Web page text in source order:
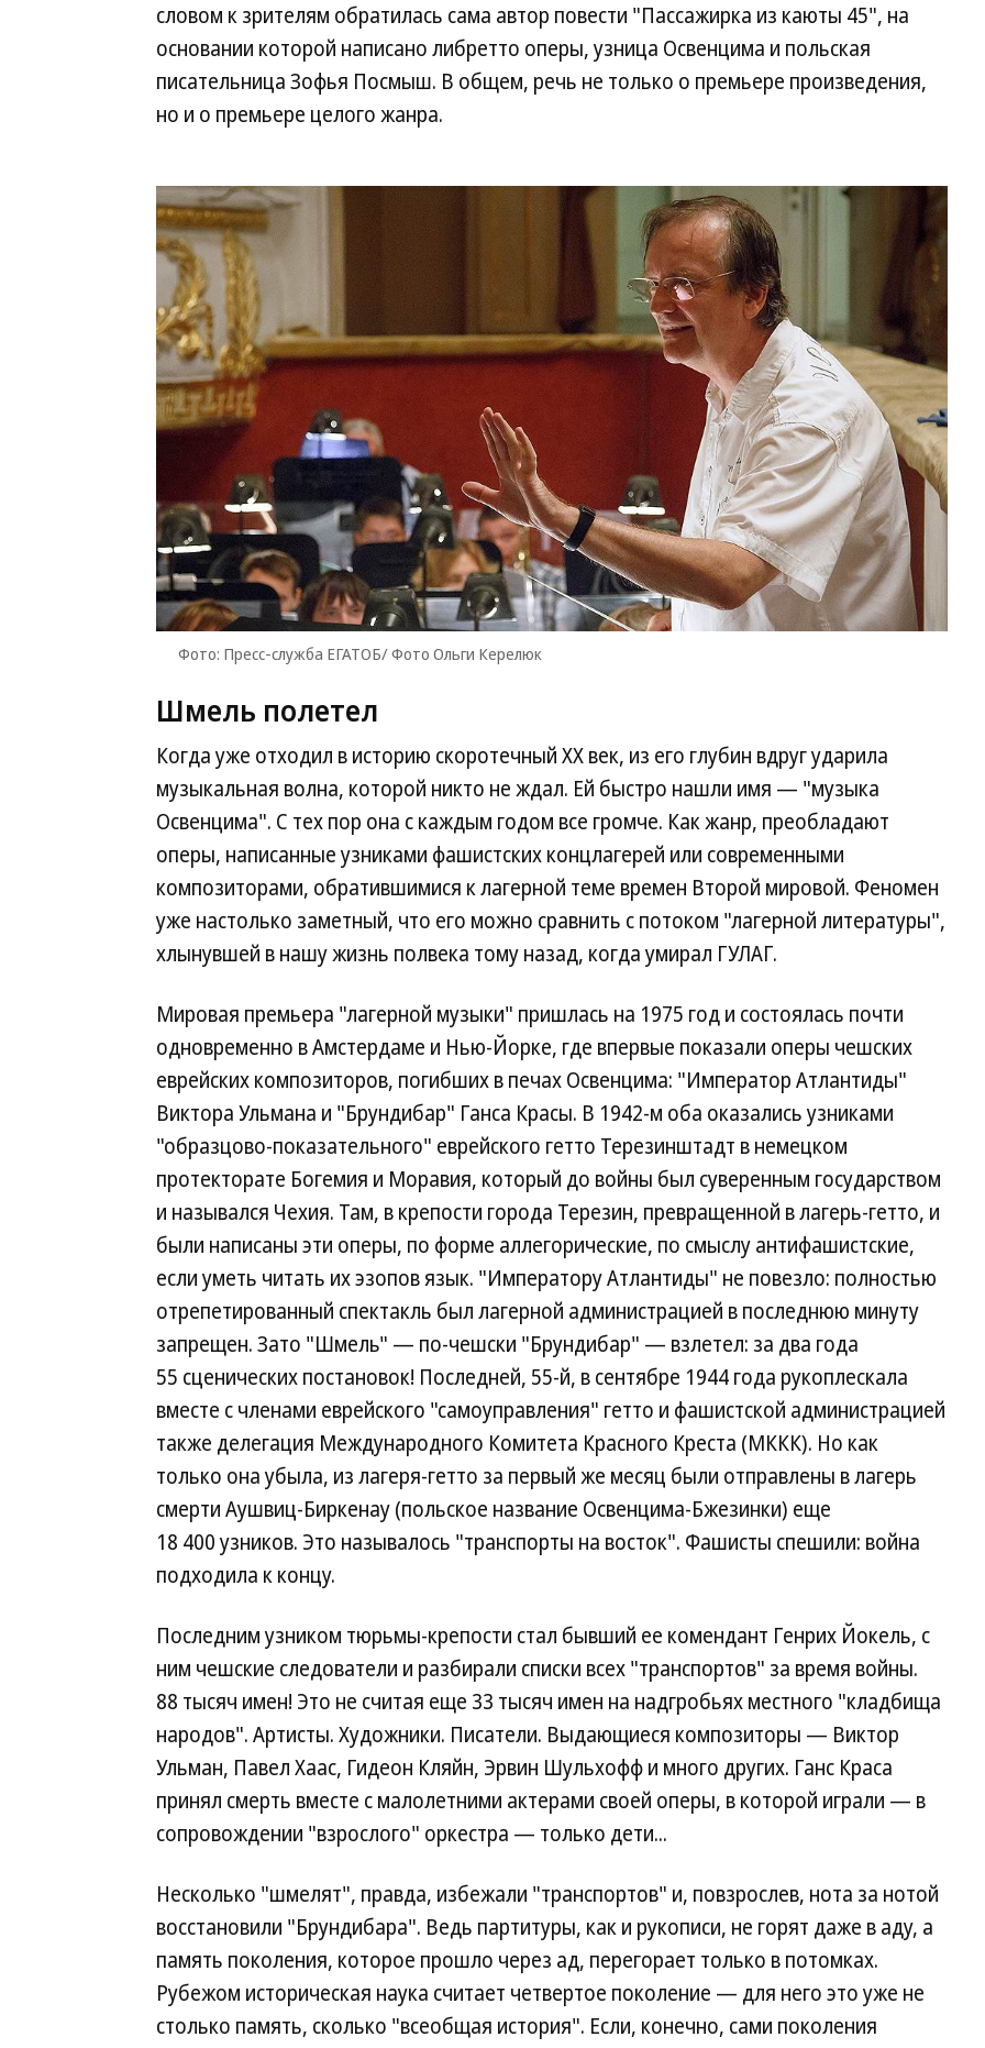
словом к зрителям обратилась сама автор повести "Пассажирка из каюты 45", на
основании которой написано либретто оперы, узница Освенцима и польская
писательница Зофья Посмыш. В общем, речь не только о премьере произведения,
но и о премьере целого жанра.
Фото: Пресс-служба ЕГАТОБ/ Фото Ольги Керелюк
Шмель полетел
Когда уже отходил в историю скоротечный ХХ век, из его глубин вдруг ударила
музыкальная волна, которой никто не ждал. Ей быстро нашли имя — "музыка
Освенцима". С тех пор она с каждым годом все громче. Как жанр, преобладают
оперы, написанные узниками фашистских концлагерей или современными
композиторами, обратившимися к лагерной теме времен Второй мировой. Феномен
уже настолько заметный, что его можно сравнить с потоком "лагерной литературы",
хлынувшей в нашу жизнь полвека тому назад, когда умирал ГУЛАГ.
Мировая премьера "лагерной музыки" пришлась на 1975 год и состоялась почти
одновременно в Амстердаме и Нью-Йорке, где впервые показали оперы чешских
еврейских композиторов, погибших в печах Освенцима: "Император Атлантиды"
Виктора Ульмана и "Брундибар" Ганса Красы. В 1942-м оба оказались узниками
"образцово-показательного" еврейского гетто Терезинштадт в немецком
протекторате Богемия и Моравия, который до войны был суверенным государством
и назывался Чехия. Там, в крепости города Терезин, превращенной в лагерь-гетто, и
были написаны эти оперы, по форме аллегорические, по смыслу антифашистские,
если уметь читать их эзопов язык. "Императору Атлантиды" не повезло: полностью
отрепетированный спектакль был лагерной администрацией в последнюю минуту
запрещен. Зато "Шмель" — по-чешски "Брундибар" — взлетел: за два года
55 сценических постановок! Последней, 55-й, в сентябре 1944 года рукоплескала
вместе с членами еврейского "самоуправления" гетто и фашистской администрацией
также делегация Международного Комитета Красного Креста (МККК). Но как
только она убыла, из лагеря-гетто за первый же месяц были отправлены в лагерь
смерти Аушвиц-Биркенау (польское название Освенцима-Бжезинки) еще
18 400 узников. Это называлось "транспорты на восток". Фашисты спешили: война
подходила к концу.
Последним узником тюрьмы-крепости стал бывший ее комендант Генрих Йокель, с
ним чешские следователи и разбирали списки всех "транспортов" за время войны.
88 тысяч имен! Это не считая еще 33 тысяч имен на надгробьях местного "кладбища
народов". Артисты. Художники. Писатели. Выдающиеся композиторы — Виктор
Ульман, Павел Хаас, Гидеон Кляйн, Эрвин Шульхофф и много других. Ганс Краса
принял смерть вместе с малолетними актерами своей оперы, в которой играли — в
сопровождении "взрослого" оркестра — только дети...
Несколько "шмелят", правда, избежали "транспортов" и, повзрослев, нота за нотой
восстановили "Брундибара". Ведь партитуры, как и рукописи, не горят даже в аду, а
память поколения, которое прошло через ад, перегорает только в потомках.
Рубежом историческая наука считает четвертое поколение — для него это уже не
столько память, сколько "всеобщая история". Если, конечно, сами поколения